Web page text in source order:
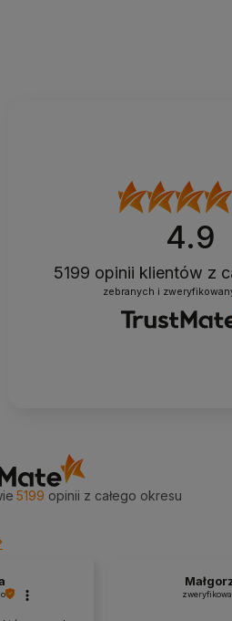
4.9
5199 opinii klientów z
zebranych i
5199 opinii z całego okresu